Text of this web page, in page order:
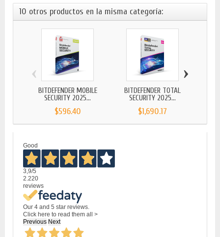
10 otros productos en la misma categoría:
BITDEFENDER MOBILE
SECURITY 2025...
$596.40
BITDEFENDER TOTAL
SECURITY 2025...
$1,690.17
‹ ›
Good
3,9/5
2.220
reviews
Our 4 and 5 star reviews.
Click here to read them all >
Previous Next